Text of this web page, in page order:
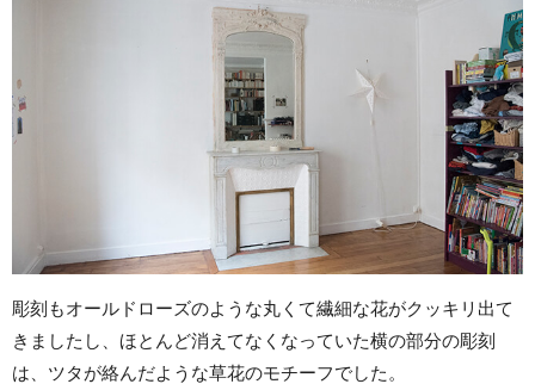
彫刻もオールドローズのような丸くて繊細な花がクッキリ出て
きましたし、ほとんど消えてなくなっていた横の部分の彫刻
は、ツタが絡んだような草花のモチーフでした。